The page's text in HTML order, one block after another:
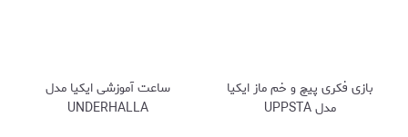
بازی فکری پیچ و خم ماز ایکیا
مدل UPPSTA
ساعت آموزشی ایکیا مدل
UNDERHALLA